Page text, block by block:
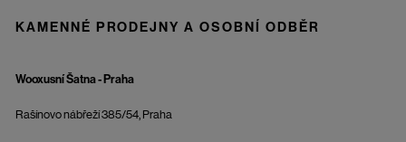
KAMENNÉ PRODEJNY A OSOBNÍ ODBĚR
Wooxusní Šatna - Praha
Rašínovo nábřeží 385/54, Praha